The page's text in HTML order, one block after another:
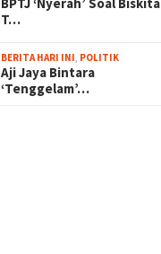
BPTJ ‘Nyerah’ Soal Biskita
T…
BERITA HARI INI, POLITIK
Aji Jaya Bintara
‘Tenggelam’…